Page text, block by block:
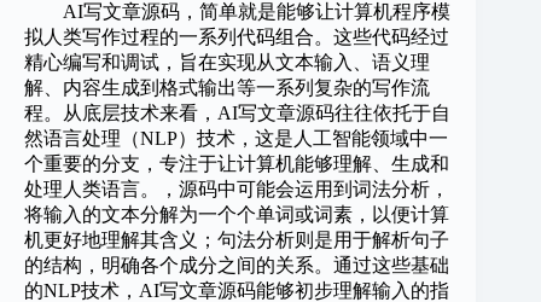
AI写文章源码，简单就是能够让计算机程序模
拟人类写作过程的一系列代码组合。这些代码经过
精心编写和调试，旨在实现从文本输入、语义理
解、内容生成到格式输出等一系列复杂的写作流
程。从底层技术来看，AI写文章源码往往依托于自
然语言处理（NLP）技术，这是人工智能领域中一
个重要的分支，专注于让计算机能够理解、生成和
处理人类语言。，源码中可能会运用到词法分析，
将输入的文本分解为一个个单词或词素，以便计算
机更好地理解其含义；句法分析则是用于解析句子
的结构，明确各个成分之间的关系。通过这些基础
的NLP技术，AI写文章源码能够初步理解输入的指